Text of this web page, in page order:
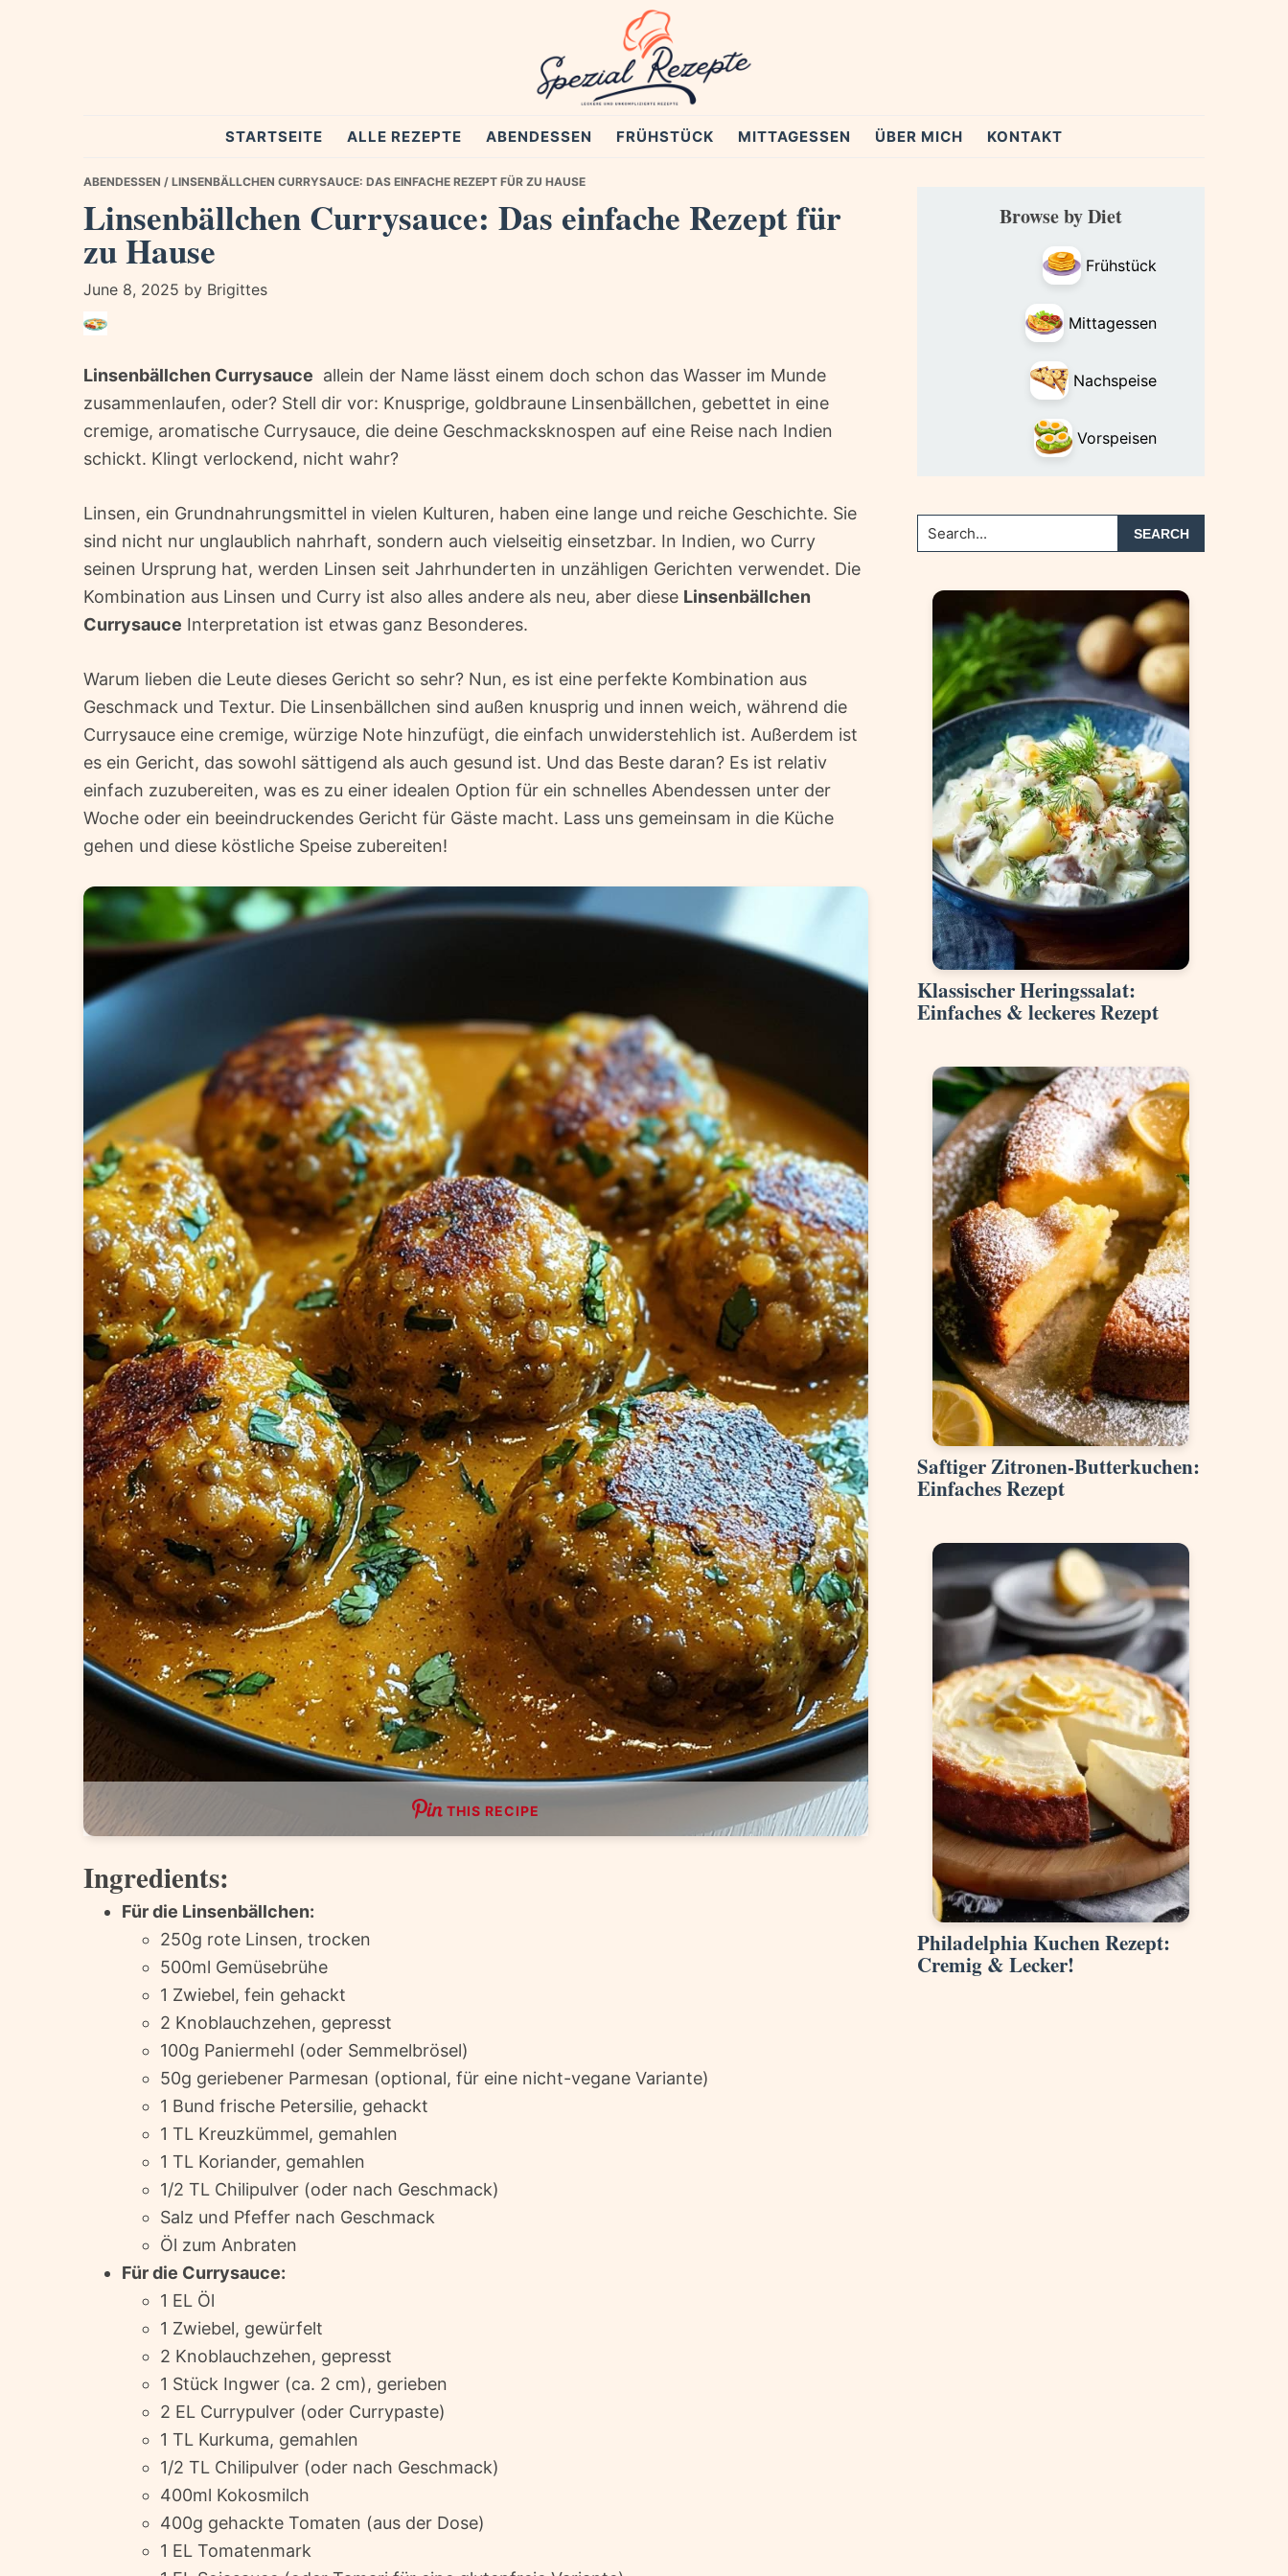
Spezial
Rezepte
STARTSEITE ALLE REZEPTE ABENDESSEN FRÜHSTÜCK MITTAGESSEN ÜBER MICH KONTAKT
ABENDESSEN / LINSENBÄLLCHEN CURRYSAUCE: DAS EINFACHE REZEPT FÜR ZU HAUSE
Linsenbällchen Currysauce: Das einfache Rezept für
zu Hause
June 8, 2025 by Brigittes
Linsenbällchen Currysauce  allein der Name lässt einem doch schon das Wasser im Munde
zusammenlaufen, oder? Stell dir vor: Knusprige, goldbraune Linsenbällchen, gebettet in eine
cremige, aromatische Currysauce, die deine Geschmacksknospen auf eine Reise nach Indien
schickt. Klingt verlockend, nicht wahr?
Linsen, ein Grundnahrungsmittel in vielen Kulturen, haben eine lange und reiche Geschichte. Sie
sind nicht nur unglaublich nahrhaft, sondern auch vielseitig einsetzbar. In Indien, wo Curry
seinen Ursprung hat, werden Linsen seit Jahrhunderten in unzähligen Gerichten verwendet. Die
Kombination aus Linsen und Curry ist also alles andere als neu, aber diese Linsenbällchen
Currysauce Interpretation ist etwas ganz Besonderes.
Warum lieben die Leute dieses Gericht so sehr? Nun, es ist eine perfekte Kombination aus
Geschmack und Textur. Die Linsenbällchen sind außen knusprig und innen weich, während die
Currysauce eine cremige, würzige Note hinzufügt, die einfach unwiderstehlich ist. Außerdem ist
es ein Gericht, das sowohl sättigend als auch gesund ist. Und das Beste daran? Es ist relativ
einfach zuzubereiten, was es zu einer idealen Option für ein schnelles Abendessen unter der
Woche oder ein beeindruckendes Gericht für Gäste macht. Lass uns gemeinsam in die Küche
gehen und diese köstliche Speise zubereiten!
THIS RECIPE
Ingredients:
Für die Linsenbällchen:
250g rote Linsen, trocken
500ml Gemüsebrühe
1 Zwiebel, fein gehackt
2 Knoblauchzehen, gepresst
100g Paniermehl (oder Semmelbrösel)
50g geriebener Parmesan (optional, für eine nicht-vegane Variante)
1 Bund frische Petersilie, gehackt
1 TL Kreuzkümmel, gemahlen
1 TL Koriander, gemahlen
1/2 TL Chilipulver (oder nach Geschmack)
Salz und Pfeffer nach Geschmack
Öl zum Anbraten
Für die Currysauce:
1 EL Öl
1 Zwiebel, gewürfelt
2 Knoblauchzehen, gepresst
1 Stück Ingwer (ca. 2 cm), gerieben
2 EL Currypulver (oder Currypaste)
1 TL Kurkuma, gemahlen
1/2 TL Chilipulver (oder nach Geschmack)
400ml Kokosmilch
400g gehackte Tomaten (aus der Dose)
1 EL Tomatenmark
Primary
SidebarBrowse by Diet
Frühstück
Mittagessen
Nachspeise
Vorspeisen
Search...
Klassischer Heringssalat:
Einfaches & leckeres Rezept
Saftiger Zitronen-Butterkuchen:
Einfaches Rezept
Philadelphia Kuchen Rezept:
Cremig & Lecker!